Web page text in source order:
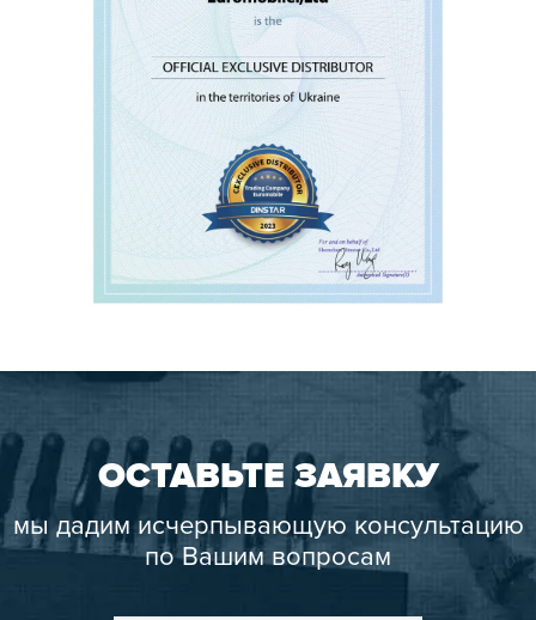
ОСТАВЬТЕ ЗАЯВКУ
мы дадим исчерпывающую консультацию
по Вашим вопросам